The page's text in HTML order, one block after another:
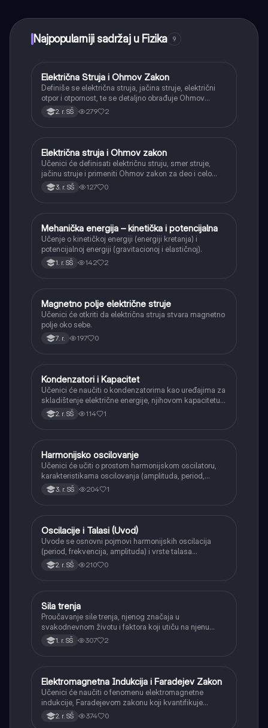
Najpopularniji sadržaj u Fizika 9
Fizika
Električna Struja i Ohmov Zakon
Definiše se električna struja, jačina struje, električni
otpor i otpornost, te se detaljno obrađuje Ohmov
zakon za deo i celo električno kolo.
2. r. SŠ 279 2
Fizika
Električna struja i Ohmov zakon
Učenici će definisati električnu struju, smer struje,
jačinu struje i primeniti Ohmov zakon za deo i celo
kolo.3. r. SŠ 127 0
Fizika
Mehanička energija – kinetička i potencijalna
Učenje o kinetičkoj energiji (energiji kretanja) i
potencijalnoj energiji (gravitacionoj i elastičnoj).
1. r. SŠ 142 2
Fizika
Magnetno polje električne struje
Učenici će otkriti da električna struja stvara magnetno
polje oko sebe.
7. r. 197 0
Fizika
Kondenzatori i Kapacitet
Učenici će naučiti o kondenzatorima kao uređajima za
skladištenje električne energije, njihovom kapacitetu i
načinima vezivanja (serijski i paralelno).
2. r. SŠ 114 1
Fizika
Harmonijsko oscilovanje
Učenici će učiti o prostom harmonijskom oscilatoru,
karakteristikama oscilovanja (amplituda, period,
frekvencija) i primerima poput klatna i sistema opruga-
masa.
3. r. SŠ 204 1
Fizika
Oscilacije i Talasi (Uvod)
Uvode se osnovni pojmovi harmonijskih oscilacija
(period, frekvencija, amplituda) i vrste talasa
(transverzalni, longitudinalni), kao i karakteristike
zvučnih talasa.
2. r. SŠ 210 0
Fizika
Sila trenja
Proučavanje sile trenja, njenog značaja u
svakodnevnom životu i faktora koji utiču na njenu
veličinu.
1. r. SŠ 307 2
Fizika
Elektromagnetna Indukcija i Faradejev Zakon
Učenici će naučiti o fenomenu elektromagnetne
indukcije, Faradejevom zakonu koji kvantifikuje
indukovanu elektromotornu silu i Lencovom pravilu
koje određuje njen smer.
2. r. SŠ 374 0